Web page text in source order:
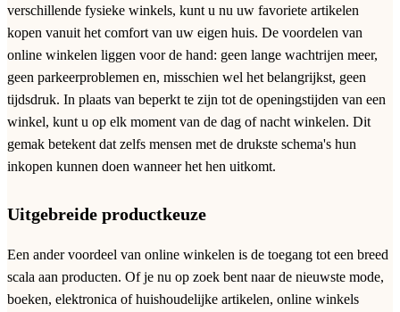
verschillende fysieke winkels, kunt u nu uw favoriete artikelen
kopen vanuit het comfort van uw eigen huis. De voordelen van
online winkelen liggen voor de hand: geen lange wachtrijen meer,
geen parkeerproblemen en, misschien wel het belangrijkst, geen
tijdsdruk. In plaats van beperkt te zijn tot de openingstijden van een
winkel, kunt u op elk moment van de dag of nacht winkelen. Dit
gemak betekent dat zelfs mensen met de drukste schema's hun
inkopen kunnen doen wanneer het hen uitkomt.
Uitgebreide productkeuze
Een ander voordeel van online winkelen is de toegang tot een breed
scala aan producten. Of je nu op zoek bent naar de nieuwste mode,
boeken, elektronica of huishoudelijke artikelen, online winkels